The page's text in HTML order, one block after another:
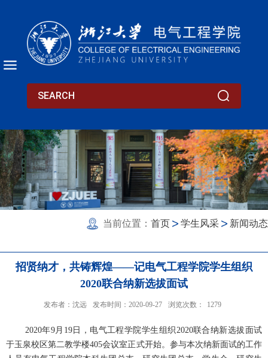
当前位置： 首页 学生风采 新闻动态
招贤纳才，共铸辉煌——记电气工程学院学生组织
2020联合纳新选拔面试
发布者：沈远 发布时间：2020-09-27 浏览次数： 1279
2020年9月 19日，电气工程学院学生组织2020联合纳新选拔面试
于玉泉校区第二教学楼405会议室正式开始。参与本次纳新面试的工作